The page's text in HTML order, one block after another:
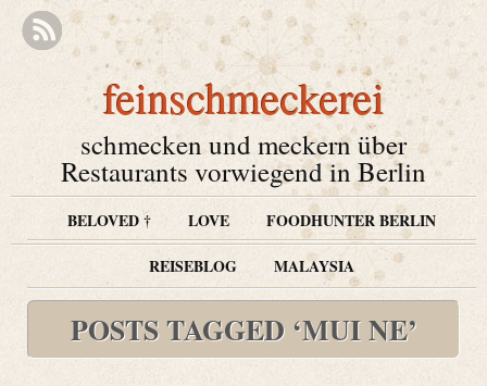
feinschmeckerei
schmecken und meckern über
Restaurants vorwiegend in Berlin
BELOVED † LOVE
FOODHUNTER BERLIN
REISEBLOG
MALAYSIA
POSTS TAGGED ‘MUI NE’